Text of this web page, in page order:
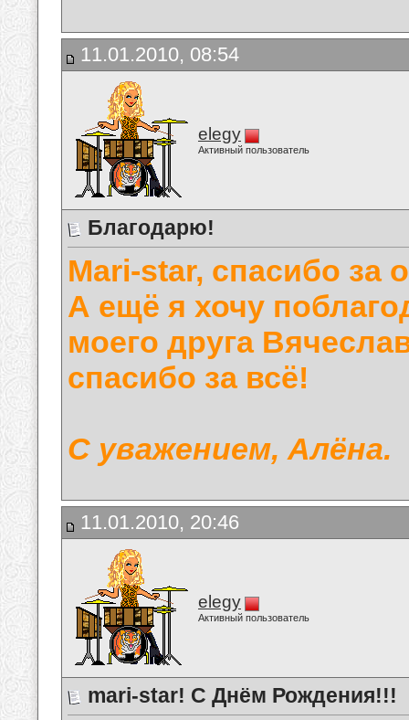
11.01.2010, 08:54
elegy
Активный пользователь
Благодарю!
Mari-star, спасибо за
А ещё я хочу
моего друга
спасибо за всё!
С уважением, Алёна.
11.01.2010, 20:46
elegy
Активный пользователь
mari-star! С Днём Рождения!!!